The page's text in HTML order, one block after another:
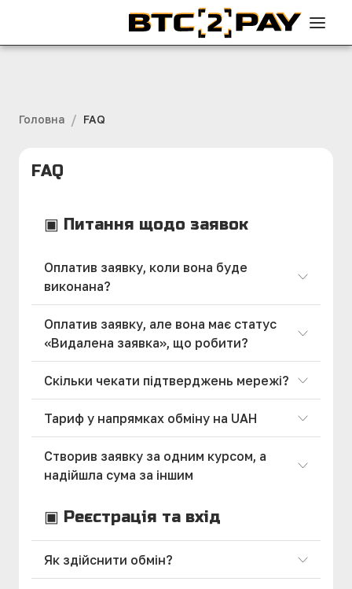
Головна / FAQ
FAQ
▣ Питання щодо заявок
Оплатив заявку, коли вона буде
виконана?
Оплатив заявку, але вона має статус
«Видалена заявка», що робити?
Скільки чекати підтверджень мережі?
Тариф у напрямках обміну на UAH
Створив заявку за одним курсом, а
надійшла сума за іншим
▣ Реєстрація та вхід
Як здійснити обмін?